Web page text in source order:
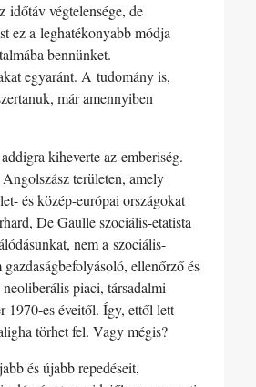
végtelensége, de
ez a leghatékonyabb módja
bennünket.
egyaránt. A tudomány is,
már amennyiben
kiheverte az emberiség.
területen, amely
és közép-európai országokat
De Gaulle szociális-etatista
nem a szociális-
ellenőrző és
piaci, társadalmi
1970-es éveitől. Így, ettől lett
törhet fel. Vagy mégis?
és újabb repedéseit,